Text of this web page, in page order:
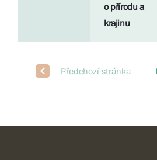
o přírodu a
krajinu